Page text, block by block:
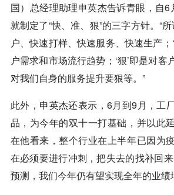
国）总经理助理申英杰告诉青眼，自
就制定了“快、准、狠”的三字方针。“
户、快速打样、快速服务、快速生产；
户需求和市场流行趋势；‘狠’即是对客
对我们自身的服务提升要狠等。”
此外，申英杰还表示，6月到9月，工
品，为今年的双十一打基础，并以此
在他看来，整个行业在上半年已因为
在必须要进行冲刺，把失去的找补回
预测，我们今年仍有望实现全年的业绩